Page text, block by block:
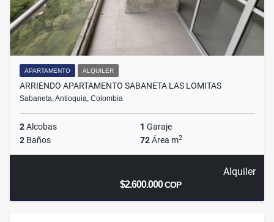
APARTAMENTO ALQUILER
ARRIENDO APARTAMENTO SABANETA LAS LOMITAS
Sabaneta, Antioquia, Colombia
2Alcobas 1 Garaje
2 Baños 72Área m2
Alquiler
$2.600.000COP